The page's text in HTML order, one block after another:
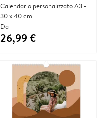
Calendario personalizzato A3 -
30 x 40 cm
Da
26,99 €